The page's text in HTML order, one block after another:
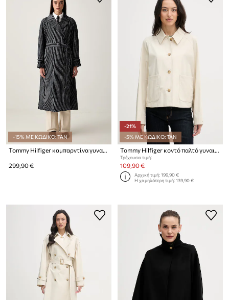
-15% ΜΕ ΚΩΔΙΚΟ: TAN
Tommy Hilfiger καμπαρντίνα γυναικεία με πρόσμιξη λινού
299,90 €
-21%
-5% ΜΕ ΚΩΔΙΚΟ: TAN
Tommy Hilfiger κοντό παλτό γυναικείο βαμβακερό
Τρέχουσα τιμή:
109,90 €
Αρχική τιμή:199,90 €
Η χαμηλότερη τιμή:139,90 €